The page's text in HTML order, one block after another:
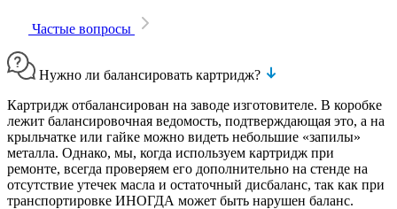
Частые вопросы
Нужно ли балансировать картридж?
Картридж отбалансирован на заводе изготовителе. В коробке
лежит балансировочная ведомость, подтверждающая это, а на
крыльчатке или гайке можно видеть небольшие «запилы»
металла. Однако, мы, когда используем картридж при
ремонте, всегда проверяем его дополнительно на стенде на
отсутствие утечек масла и остаточный дисбаланс, так как при
транспортировке ИНОГДА может быть нарушен баланс.